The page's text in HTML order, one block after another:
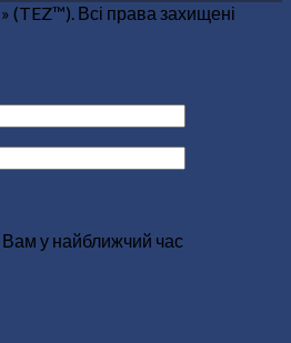
Всі права захищені
у найближчий час